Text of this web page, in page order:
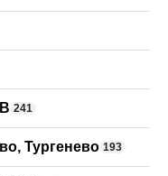
241
Тургенево 193